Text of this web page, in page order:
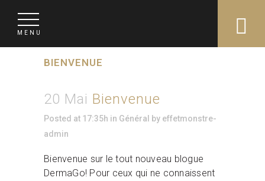
BIENVENUE
20 Mai Bienvenue
Posted at 17:35h in Général by effetmonstre-
admin
Bienvenue sur le tout nouveau blogue
DermaGo! Pour ceux qui ne connaissent